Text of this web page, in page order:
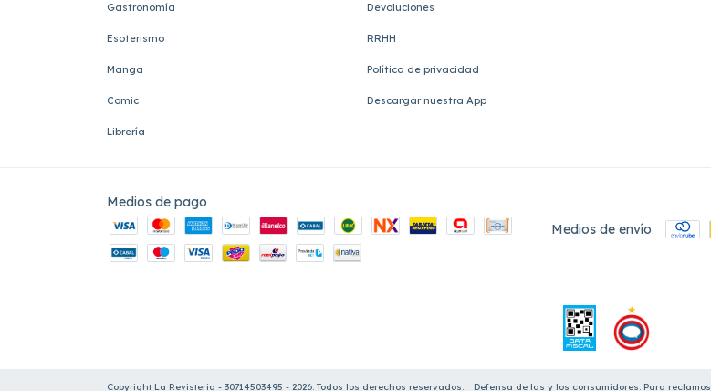
Gastronomía
Esoterismo
Manga
Comic
Librería
Devoluciones
RRHH
Política de privacidad
Descargar nuestra App
Medios de pago
Medios de envío
Copyright La Revisteria - 30714503495 - 2026. Todos los derechos reservados. Defensa de las y los consumidores. Para reclamos